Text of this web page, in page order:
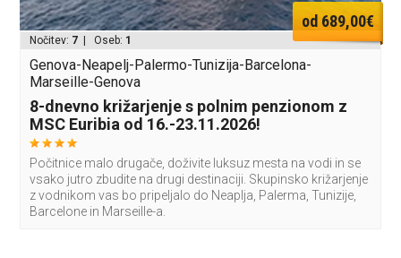
od 689,00€
Nočitev: 7 | Oseb: 1
Genova-Neapelj-Palermo-Tunizija-Barcelona-
Marseille-Genova
8-dnevno križarjenje s polnim penzionom z
MSC Euribia od 16.-23.11.2026!
Počitnice malo drugače, doživite luksuz mesta na vodi in se
vsako jutro zbudite na drugi destinaciji. Skupinsko križarjenje
z vodnikom vas bo pripeljalo do Neaplja, Palerma, Tunizije,
Barcelone in Marseille-a.